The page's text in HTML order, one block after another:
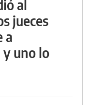
al
jueces
a
uno lo